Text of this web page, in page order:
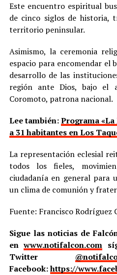
Este encuentro espiritual
de cinco siglos de historia,
territorio peninsular.
Asimismo, la ceremonia
espacio para encomendar el
desarrollo de las
región ante Dios, bajo el
Coromoto, patrona nacional.
Lee también:Programa
a 31 habitantes en Los
La representación eclesial
todos los fieles,
ciudadanía en general para
un clima de comunión y
Fuente: Francisco Rodríguez
Sigue las noticias de
enwww.notifalcon.com
Twitter
Facebook:https://